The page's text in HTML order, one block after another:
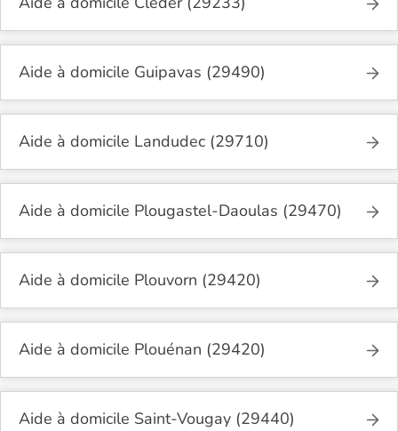
Aide à domicile Guipavas (29490)
Aide à domicile Landudec (29710)
Aide à domicile Plougastel-Daoulas (29470)
Aide à domicile Plouvorn (29420)
Aide à domicile Plouénan (29420)
Aide à domicile Saint-Vougay (29440)